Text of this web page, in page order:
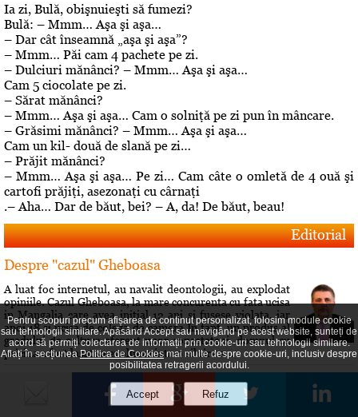
Ia zi, Bulă, obişnuieşti să fumezi?
Bulă: – Mmm… Aşa şi aşa…
– Dar cât înseamnă „aşa şi aşa”?
– Mmm… Păi cam 4 pachete pe zi.
– Dulciuri mănânci? – Mmm… Aşa şi aşa…
Cam 5 ciocolate pe zi.
– Sărat mănânci?
– Mmm… Aşa şi aşa… Cam o solniţă pe zi pun în mâncare.
– Grăsimi mănânci? – Mmm… Aşa şi aşa…
Cam un kil- două de slană pe zi…
– Prăjit mănânci?
– Mmm… Aşa şi aşa… Pe zi… Cam câte o omletă de 4 ouă şi
cartofi prăjiţi, asezonaţi cu cârnaţi
.– Aha… Dar de băut, bei? – A, da! De băut, beau!
Editorial
Despre "cazul" Gheboasa
A luat foc internetul, au navalit deontologii, au explodat
opiniile. Cazul Gheboasa, la mare concurenta cu fata ucisa
in Mangalia care avea initial 12 ani si fusese violata, iar
apoi 18 si ucisa de colega de camera In fapt, un produs al
gradului de cultura aferent unor concetateni, domnul cu
pricina a fost lasat sa evolueze intr-o siluire a...
Roberta vs Volo! Game, set: Roberta! Partida încă se
Pentru scopuri precum afișarea de conținut personalizat, folosim module cookie
sau tehnologii similare. Apăsând Accept sau navigând pe acest website, sunteți de
acord să permiți colectarea de informații prin cookie-uri sau tehnologii similare.
Aflați în secțiuneaPolitica de Cookiesmai multe despre cookie-uri, inclusiv despre
posibilitatea retragerii acordului.